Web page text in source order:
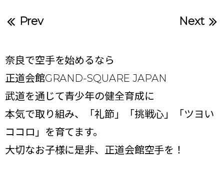
Prev Next
奈良で空手を始めるなら
正道会館GRAND-SQUARE JAPAN
武道を通じて青少年の健全育成に
本気で取り組み、「礼節」「挑戦心」「ツヨい
ココロ」を育てます。
大切なお子様に是非、正道会館空手を！